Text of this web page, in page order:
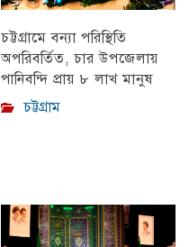
চট্টগ্রামে বন্যা পরিস্থিতি
অপরিবর্তিত, চার উপজেলায়
পানিবন্দি প্রায় ৮ লাখ মানুষ
চট্টগ্রাম